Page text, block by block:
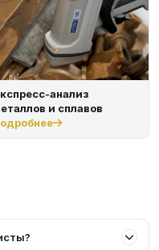
анализ
и сплавов